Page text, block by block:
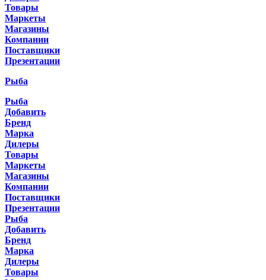
Товары
Маркеты
Магазины
Компании
Поставщики
Презентации
Рыба
Рыба
Добавить
Бренд
Марка
Дилеры
Товары
Маркеты
Магазины
Компании
Поставщики
Презентации
Рыба
Добавить
Бренд
Марка
Дилеры
Товары